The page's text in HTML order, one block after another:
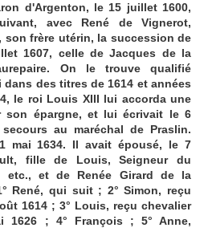
d'Argenton, le 15 juillet 1600,
avec René de Vignerot,
son frère utérin, la succession de
1607, celle de Jacques de la
On le trouve qualifié
des titres de 1614 et années
le roi Louis XIII lui accorda une
son épargne, et lui écrivait le 6
au maréchal de Praslin.
mai 1634. Il avait épousé, le 7
fille de Louis, Seigneur du
etc., et de Renée Girard de la
René, qui suit ; 2° Simon, reçu
1614 ; 3° Louis, reçu chevalier
1626 ; 4° François ; 5° Anne,